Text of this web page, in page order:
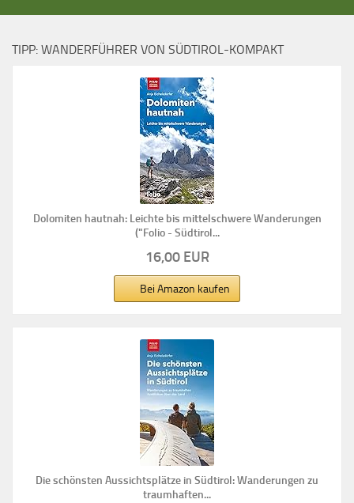
TIPP: WANDERFÜHRER VON SÜDTIROL-KOMPAKT
Dolomiten hautnah: Leichte bis mittelschwere Wanderungen
("Folio - Südtirol...
16,00 EUR
Bei Amazon kaufen
Die schönsten Aussichtsplätze in Südtirol: Wanderungen zu
traumhaften...